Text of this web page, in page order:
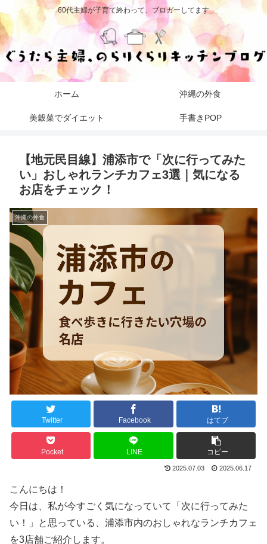
60代主婦が子育て終わって、ブロガーしてます
ホーム 沖縄の外食
美穀菜でダイエット 手書きPOP
【地元民目線】浦添市で「次に行ってみた
い」おしゃれランチカフェ3選｜気になる
お店をチェック！
沖縄の外食
Twitter Facebook はてブ
Pocket LINE コピー
2025.07.03 2025.06.17
こんにちは！
今日は、私が今すごく気になっていて「次に行ってみた
い！」と思っている、浦添市内のおしゃれなランチカフェ
を3店舗ご紹介します。